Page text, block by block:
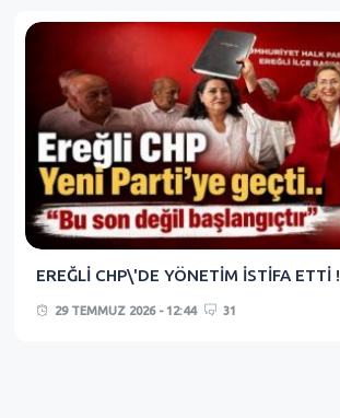
EREĞLİ CHP\'DE YÖNETİM İSTİFA ETTİ !
29 TEMMUZ 2026 - 12:44 31